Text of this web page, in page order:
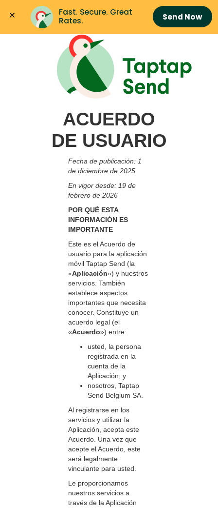
Fast. Secure. Great
Rates.
Send Now
ACUERDO
DE USUARIO
Fecha de publicación: 1
de diciembre de 2025
En vigor desde: 19 de
febrero de 2026
POR QUÉ ESTA
INFORMACIÓN ES
IMPORTANTE
Este es el Acuerdo de
usuario para la aplicación
móvil Taptap Send (la
«Aplicación») y nuestros
servicios. También
establece aspectos
importantes que necesita
conocer. Constituye un
acuerdo legal (el
«Acuerdo») entre:
usted, la persona
registrada en la
cuenta de la
Aplicación, y
nosotros, Taptap
Send Belgium SA.
Al registrarse en los
servicios y utilizar la
Aplicación, acepta este
Acuerdo. Una vez que
acepte el Acuerdo, este
será legalmente
vinculante para usted.
Le proporcionamos
nuestros servicios a
través de la Aplicación